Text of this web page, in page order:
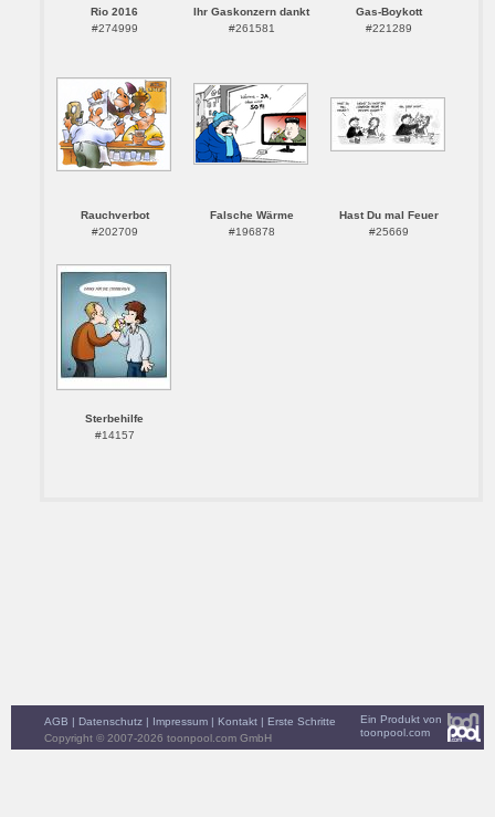
Rio 2016
#274999
Ihr Gaskonzern dankt
#261581
Gas-Boykott
#221289
Rauchverbot
#202709
Falsche Wärme
#196878
Hast Du mal Feuer
#25669
Sterbehilfe
#14157
Ein Produkt von
toonpool.com
AGB | Datenschutz | Impressum | Kontakt | Erste Schritte
Copyright © 2007-2026 toonpool.com GmbH